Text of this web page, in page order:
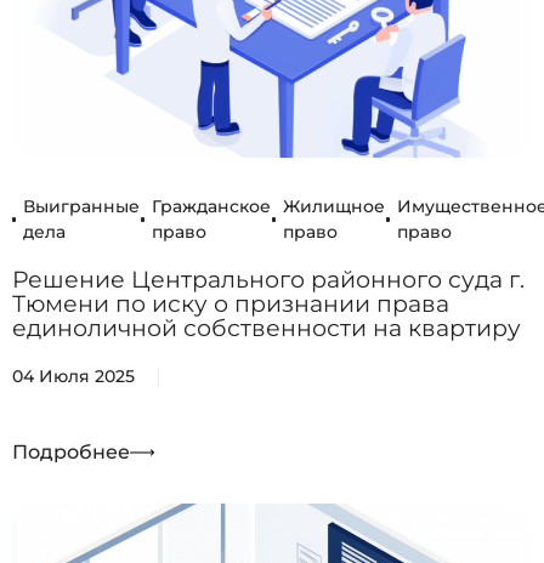
Выигранные
дела
Гражданское
право
Жилищное
право
право
Решение Центрального районного суда г.
Тюмени по иску о признании права
единоличной собственности на квартиру
04 Июля 2025
Подробнее